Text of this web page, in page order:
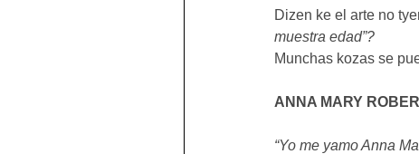
Dizen ke el arte no
muestra edad”?
Munchas kozas se
ANNA MARY
“Yo me yamo Anna